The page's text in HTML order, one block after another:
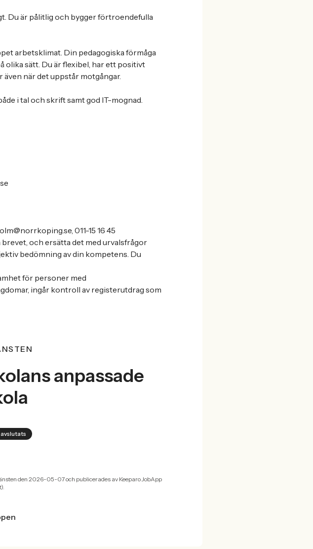
Du är pålitlig och bygger förtroendefulla
arbetsklimat. Din pedagogiska förmåga
olika sätt. Du är flexibel, har ett positivt
när det uppstår motgångar.
i tal och skrift samt god IT-mognad.
011-15 16 45
och ersätta det med urvalsfrågor
bedömning av din kompetens. Du
för personer med
ingår kontroll av registerutdrag som
anpassade
den 2026-05-07 och publicerades av Keeparo JobApp